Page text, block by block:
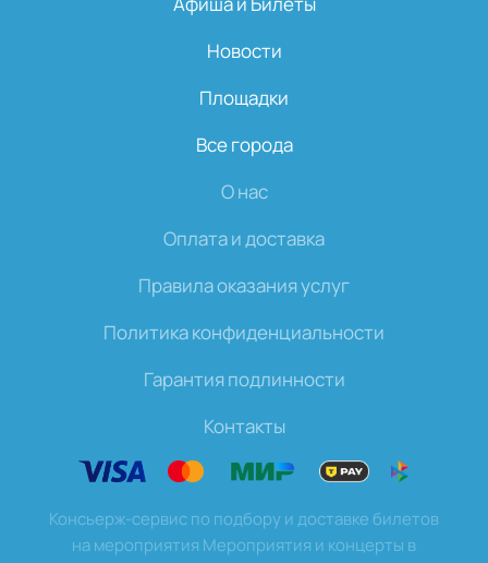
Новости
Площадки
Все города
О нас
Оплата и доставка
Правила оказания услуг
Политика конфиденциальности
Гарантия подлинности
Контакты
Консьерж-сервис по подбору и доставке билетов
на мероприятия Мероприятия и концерты в